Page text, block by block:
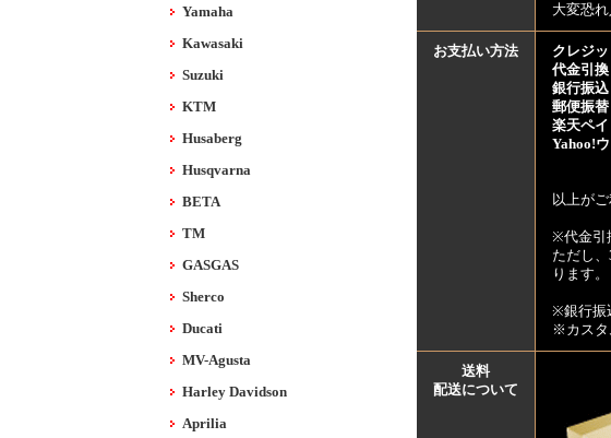
Yamaha
Kawasaki
Suzuki
KTM
Husaberg
Husqvarna
BETA
TM
GASGAS
Sherco
Ducati
MV-Agusta
Harley Davidson
Aprilia
大変恐
お支払い方法
クレジ
代金引換
銀行振込
郵便振替
楽天ペイ
Yahoo!
以上が
※代金引
ただし
ります。
※銀行振
※カスタ
送料
配送について